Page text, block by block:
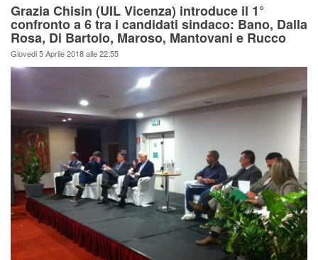
Grazia Chisin (UIL Vicenza) introduce il 1°
confronto a 6 tra i candidati sindaco: Bano, Dalla
Rosa, Di Bartolo, Maroso, Mantovani e Rucco
Giovedi 5 Aprile 2018 alle 22:55